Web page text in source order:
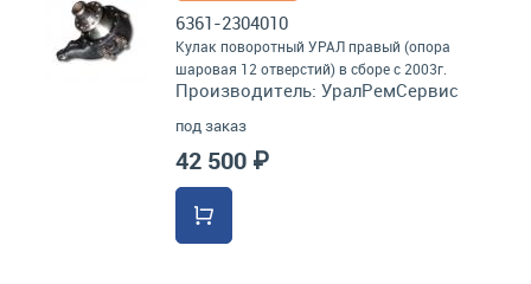
6361-2304010
Кулак поворотный УРАЛ правый (опора
шаровая 12 отверстий) в сборе с 2003г.
Производитель: УралРемСервис
под заказ
42 500 ₽